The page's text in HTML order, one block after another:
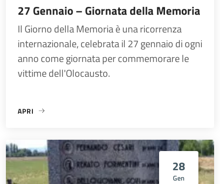
27 Gennaio – Giornata della Memoria
Il Giorno della Memoria è una ricorrenza
internazionale, celebrata il 27 gennaio di ogni
anno come giornata per commemorare le
vittime dell'Olocausto.
APRI
«27 GENNAIO – GIORNATA DELLA MEMORIA»
28
Gen